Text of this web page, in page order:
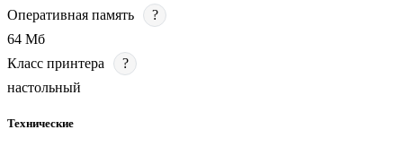
Оперативная память
?
64 Мб
Класс принтера
?
настольный
Технические